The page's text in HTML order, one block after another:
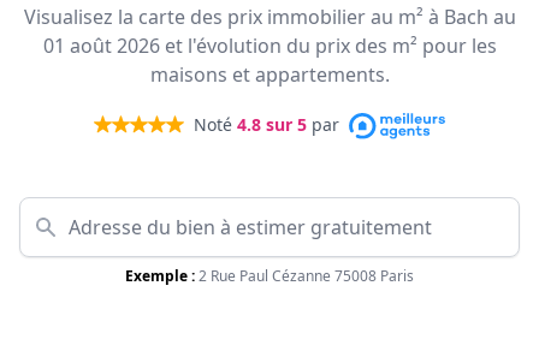
Visualisez la carte des prix immobilier au m² à Bach au
01 août 2026 et l'évolution du prix des m² pour les
maisons et appartements.
Noté 4.8 sur 5 par
Exemple :2 Rue Paul Cézanne 75008 Paris